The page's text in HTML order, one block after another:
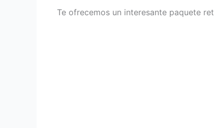
Te ofrecemos un interesante paquete